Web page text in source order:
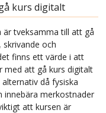
kurs digitalt
är tveksamma till att gå
och
finns ett värde i att
med att gå kurs digitalt
då fysiska
innebära merkostnader
att kursen är